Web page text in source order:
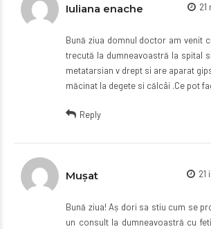
Iuliana enache 21
Bună ziua domnul doctor am venit
trecută la dumneavoastră la spital
metatarsian v drept si are aparat
măcinat la degete si călcâi .Ce pot
Reply
Mușat 21
Bună ziua! Aș dori sa stiu cum se
un consult la dumneavoastră cu